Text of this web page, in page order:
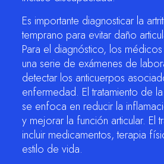
Es importante diagnosticar la
temprano para evitar daño
Para el diagnóstico, los
una serie de exámenes de
detectar los anticuerpos
enfermedad. El tratamiento de
se enfoca en reducir la
y mejorar la función articular. El
incluir medicamentos, terapia
estilo de vida.